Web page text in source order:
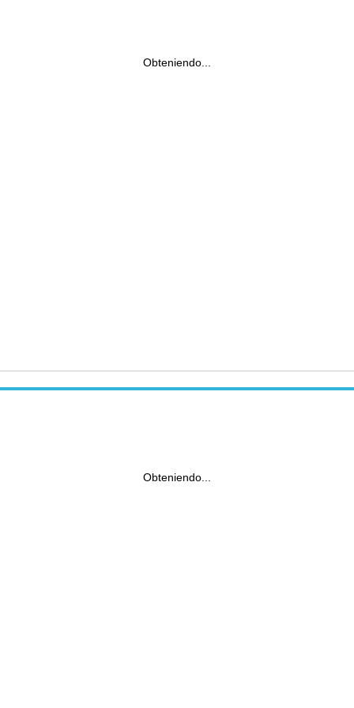
Obteniendo...
Obteniendo...